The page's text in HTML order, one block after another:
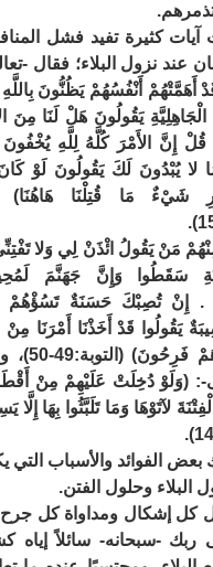
كثيرة تفيد فشل
عند نزول البلاء؛ فقال -
أَهَمَّتْهُمْ أَنْفُسُهُمْ يَظُنُّونَ بِاللَّهِ
يَقُولُونَ هَلْ لَنَا مِنَ
إِنَّ الأَمْرَ كُلَّهُ لِلَّهِ
لا يُبْدُونَ لَكَ يَقُولُونَ لَوْ كَانَ
شَيْءٌ مَا قُتِلْنَا هَاهُنَا)
مَنْ يَقُولُ ائْذَنْ لِي وَلا
سَقَطُوا وَإِنَّ جَهَنَّمَ
. إِنْ تُصِبْكَ حَسَنَةٌ تَسُؤْهُمْ
يَقُولُوا قَدْ أَخَذْنَا أَمْرَنَا مِنْ
وَيَتَوَلَّوْا وَهُمْ
: (وَلَوْ دُخِلَتْ عَلَيْهِمْ مِنْ
لآتَوْهَا وَمَا تَلَبَّثُوا بِهَا إِلَّا
بعض الفوائد والأسباب التي
البلاء وحلول الفتن.
كل إشكال ومداواة كل
ربك -سبحانه- سائلاً إياه